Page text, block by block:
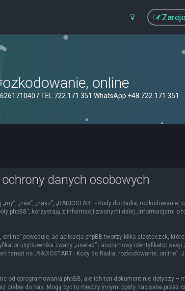
online
TEL.722 171 351 WhatsApp +48 722 171 351
danych osobowych
„nas”, „nasz”, „RADIOSTART - Kody do Radia, rozkodowanie,
phpBB”, korzystają z informacji zwanymi dalej „informacjami o
powoduje, że aplikacja phpBB tworzy kilka ciasteczek,
użytkownika zwany „user-id” i anonimowy identyfikator sesji
na „RADIOSTART - Kody do Radia, rozkodowanie, online”.
od oprogramowania phpBB, ale ich ten dokument nie dotyczy –
ciebie do nas. Mogą być to między innymi posty napisane przez